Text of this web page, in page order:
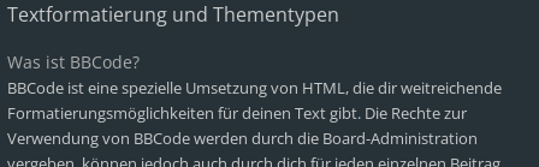
Textformatierung und Thementypen
Was ist BBCode?
BBCode ist eine spezielle Umsetzung von HTML, die dir weitreichende
Formatierungsmöglichkeiten für deinen Text gibt. Die Rechte zur
Verwendung von BBCode werden durch die Board-Administration